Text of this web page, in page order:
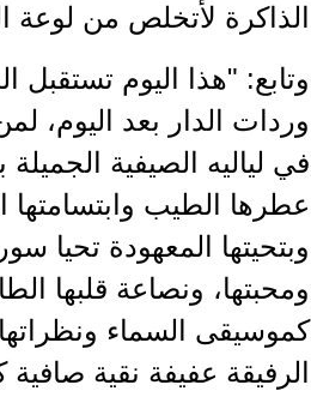
الذاكرة لأتخلص من لوعة
وتابع: "هذا اليوم
وردات الدار بعد
في لياليه الصيفية
عطرها الطيب وابتسامتها
وبتحيتها المعهودة تحيا
ومحبتها، ونصاعة قلبها
كموسيقى السماء
الرفيقة عفيفة نقية